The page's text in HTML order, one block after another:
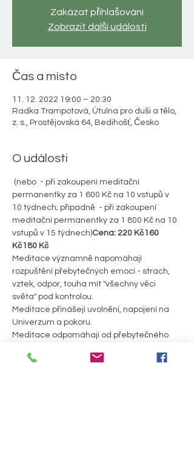
Zakázat přihlašování
Zobrazit další události
Čas a místo
11. 12. 2022 19:00 – 20:30
Radka Trampotová, Útulna pro duši a tělo,
z. s., Prostějovská 64, Bedihošť, Česko
O události
(nebo - při zakoupení meditační
permanentky za 1 600 Kč na 10 vstupů v
10 týdnech; případně - při zakoupení
meditační permanentky za 1 800 Kč na 10
vstupů v 15 týdnech)Cena: 220 Kč160
Kč180 Kč
Meditace významně napomáhají
rozpuštění přebytečných emocí - strach,
vztek, odpor, touha mít "všechny věci
světa" pod kontrolou.
Meditace přinášejí uvolnění, napojení na
Univerzum a pokoru.
Meditace odpomáhají od přebytečného
Meditace přinášejí radost, vděčnost,